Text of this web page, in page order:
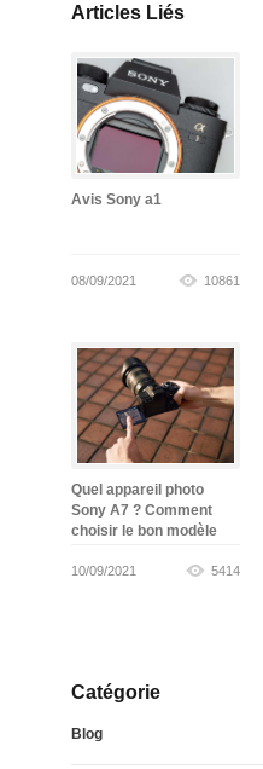
Articles Liés
Avis Sony a1
08/09/2021 10861
Quel appareil photo
Sony A7 ? Comment
choisir le bon modèle
10/09/2021 5414
Catégorie
Blog